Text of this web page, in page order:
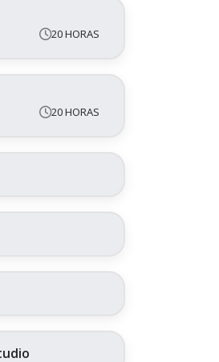
20 HORAS
20 HORAS